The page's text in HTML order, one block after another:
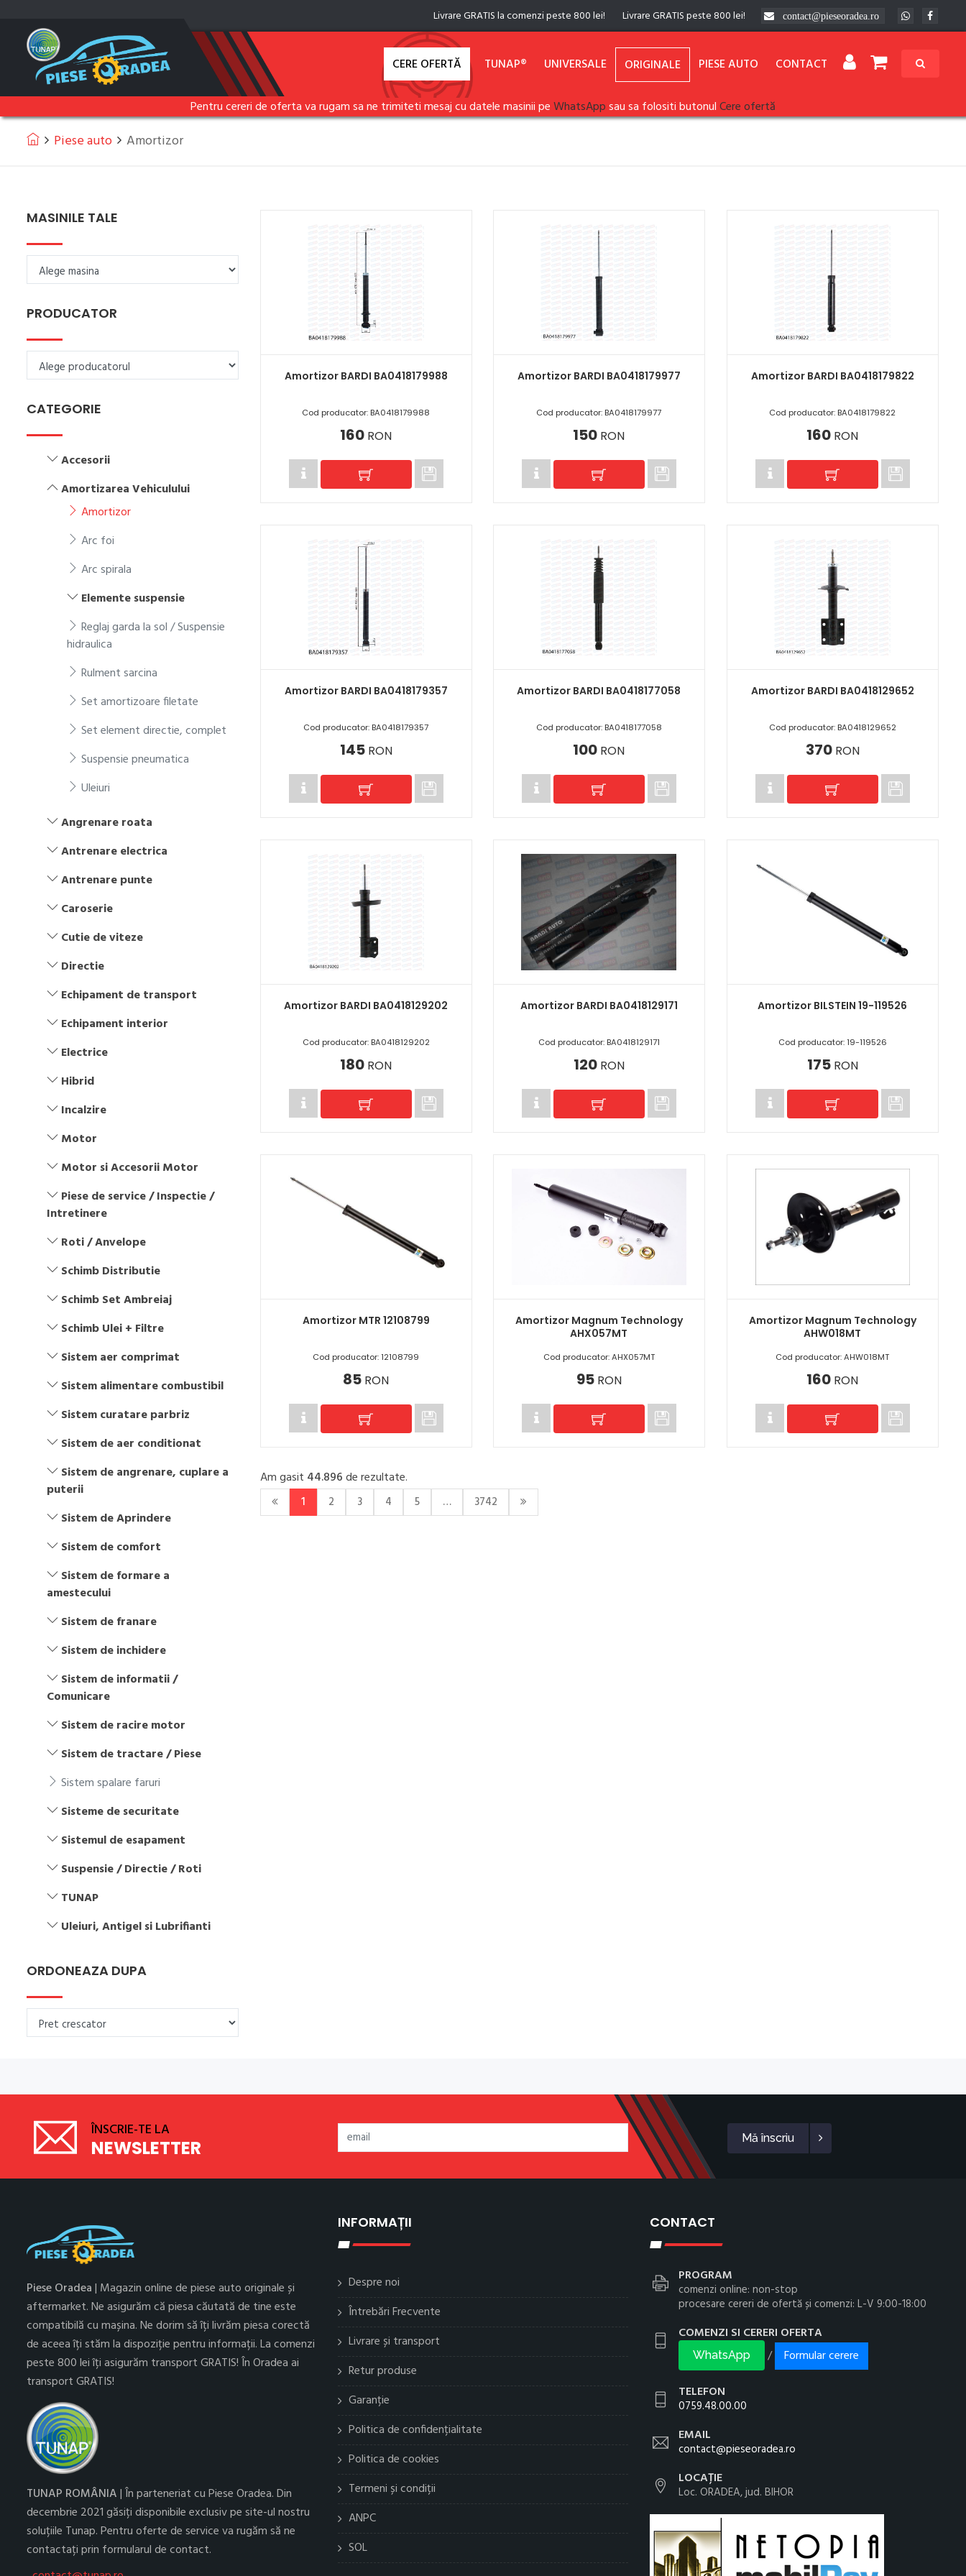
Livrare GRATIS la comenzi peste 800 lei! Livrare GRATIS peste 800 lei! contact@pieseoradea.ro
CERE OFERTĂ TUNAP® UNIVERSALE ORIGINALE PIESE AUTO CONTACT
Pentru cereri de oferta va rugam sa ne trimiteti mesaj cu datele masinii peWhatsAppsau sa folositi butonulCere ofertă
Piese auto Amortizor
MASINILE TALE
PRODUCATOR
CATEGORIE
Accesorii
Amortizarea Vehiculului
Amortizor
Arc foi
Arc spirala
Elemente suspensie
Reglaj garda la sol / Suspensie
hidraulica
Rulment sarcina
Set amortizoare filetate
Set element directie, complet
Suspensie pneumatica
Uleiuri
Angrenare roata
Antrenare electrica
Antrenare punte
Caroserie
Cutie de viteze
Directie
Echipament de transport
Echipament interior
Electrice
Hibrid
Incalzire
Motor
Motor si Accesorii Motor
Piese de service / Inspectie /
Intretinere
Roti / Anvelope
Schimb Distributie
Schimb Set Ambreiaj
Schimb Ulei + Filtre
Sistem aer comprimat
Sistem alimentare combustibil
Sistem curatare parbriz
Sistem de aer conditionat
Sistem de angrenare, cuplare a
puterii
Sistem de Aprindere
Sistem de comfort
Sistem de formare a
amestecului
Sistem de franare
Sistem de inchidere
Sistem de informatii /
Comunicare
Sistem de racire motor
Sistem de tractare / Piese
Sistem spalare faruri
Sisteme de securitate
Sistemul de esapament
Suspensie / Directie / Roti
TUNAP
Uleiuri, Antigel si Lubrifianti
ORDONEAZA DUPA
Amortizor BARDI BA0418179988
Cod producator: BA0418179988
160 RON
Amortizor BARDI BA0418179977
Cod producator: BA0418179977
150 RON
Amortizor BARDI BA0418179822
Cod producator: BA0418179822
160 RON
Amortizor BARDI BA0418179357
Cod producator: BA0418179357
145RON
Amortizor BARDI BA0418177058
Cod producator: BA0418177058
100 RON
Amortizor BARDI BA0418129652
Cod producator: BA0418129652
370RON
Amortizor BARDI BA0418129202
Cod producator: BA0418129202
180 RON
Amortizor BARDI BA0418129171
Cod producator: BA0418129171
120RON
Amortizor BILSTEIN 19-119526
Cod producator: 19-119526
175RON
Amortizor MTR 12108799
Cod producator: 12108799
85 RON
Amortizor Magnum Technology
AHX057MT
Cod producator: AHX057MT
95RON
Amortizor Magnum Technology
AHW018MT
Cod producator: AHW018MT
160 RON
Am gasit 44.896de rezultate.
1 2 3 4 5 … 3742
ÎNSCRIE-TE LA
NEWSLETTER Mă înscriu
Piese Oradea| Magazin online de piese auto originale și
aftermarket. Ne asigurăm că piesa căutată de tine este
compatibilă cu mașina. Ne dorim să îți livrăm piesa corectă
de aceea îți stăm la dispoziție pentru informații. La comenzi
peste 800 lei îți asigurăm transport GRATIS! În Oradea ai
transport GRATIS!
TUNAP ROMÂNIA| În parteneriat cu Piese Oradea. Din
decembrie 2021 găsiți disponibile exclusiv pe site-ul nostru
soluțiile Tunap. Pentru oferte de service va rugăm să ne
contactați prin formularul de contact.
INFORMAȚII
Despre noi
Întrebări Frecvente
Livrare și transport
Retur produse
Garanție
Politica de confidențialitate
Politica de cookies
Termeni și condiții
ANPC
SOL
CONTACT
PROGRAM
comenzi online: non-stop
procesare cereri de ofertă și comenzi: L-V 9:00-18:00
COMENZI SI CERERI OFERTA
WhatsApp /
Formular cerere
TELEFON
0759.48.00.00
EMAIL
contact@pieseoradea.ro
LOCAȚIE
Loc. ORADEA, jud. BIHOR